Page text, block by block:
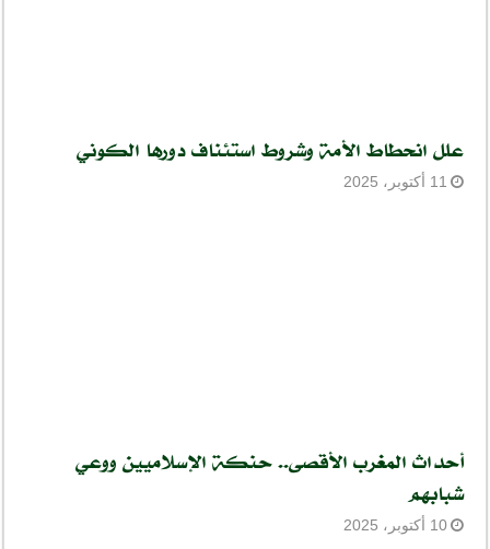
علل انحطاط الأمة وشروط استئناف دورها الكوني
11 أكتوبر، 2025
أحداث المغرب الأقصى.. حنكة الإسلاميين ووعي
شبابهم
10 أكتوبر، 2025